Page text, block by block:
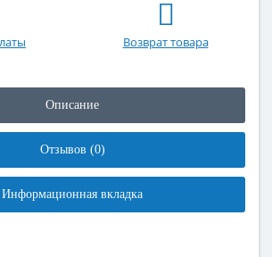
Возврат товара
Описание
Отзывов (0)
Информационная вкладка